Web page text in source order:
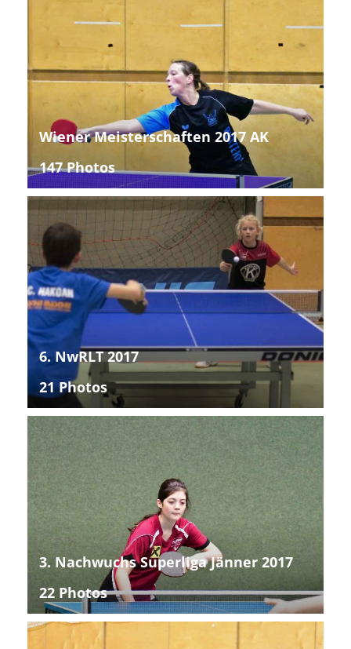
Wiener Meisterschaften 2017 AK
147 Photos
6. NwRLT 2017
21 Photos
3. Nachwuchs Superliga Jänner 2017
22 Photos